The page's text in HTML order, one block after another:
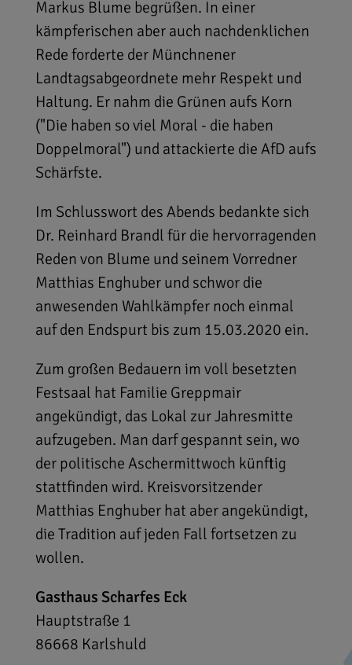
Markus Blume begrüßen. In einer
kämpferischen aber auch nachdenklichen
Rede forderte der Münchnener
Landtagsabgeordnete mehr Respekt und
Haltung. Er nahm die Grünen aufs Korn
("Die haben so viel Moral - die haben
Doppelmoral") und attackierte die AfD aufs
Schärfste.
Im Schlusswort des Abends bedankte sich
Dr. Reinhard Brandl für die hervorragenden
Reden von Blume und seinem Vorredner
Matthias Enghuber und schwor die
anwesenden Wahlkämpfer noch einmal
auf den Endspurt bis zum 15.03.2020 ein.
Zum großen Bedauern im voll besetzten
Festsaal hat Familie Greppmair
angekündigt, das Lokal zur Jahresmitte
aufzugeben. Man darf gespannt sein, wo
der politische Aschermittwoch künftig
stattfinden wird. Kreisvorsitzender
Matthias Enghuber hat aber angekündigt,
die Tradition auf jeden Fall fortsetzen zu
wollen.
Gasthaus Scharfes Eck
Hauptstraße 1
86668 Karlshuld